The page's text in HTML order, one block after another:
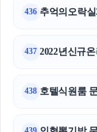
436 추억의오락
437 2022년신규
438 호텔식원룸